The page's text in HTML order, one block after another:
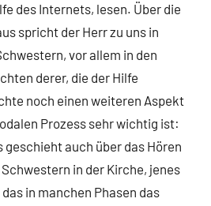
des Internets, lesen. Über die
spricht der Herr zu uns in
vor allem in den
derer, die der Hilfe
noch einen weiteren Aspekt
Prozess sehr wichtig ist:
geschieht auch über das Hören
in der Kirche, jenes
in manchen Phasen das